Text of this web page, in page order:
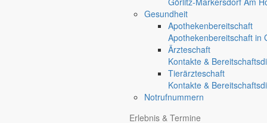
Gesundheit
Apothekenbereitschaft
Apothekenbereitschaft in
Ärzteschaft
Kontakte &
Tierärzteschaft
Kontakte &
Notrufnummern
Erlebnis & Termine